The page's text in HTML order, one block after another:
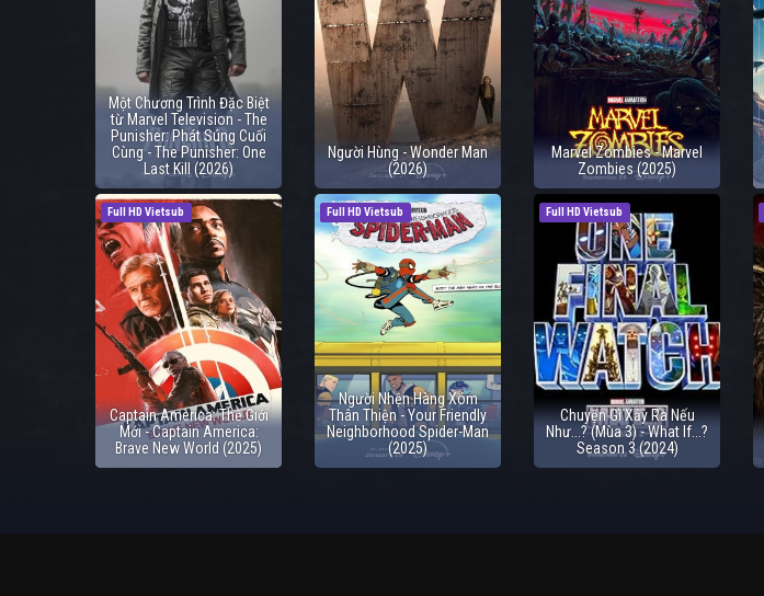
Một Chương Trình Đặc Biệt
từ Marvel Television - The
Punisher: Phát Súng Cuối
Cùng - The Punisher: One
Last Kill (2026)
Người Hùng - Wonder Man
(2026)
Marvel Zombies - Marvel
Zombies (2025)
Full HD Vietsub
Captain America: Thế Giới
Mới - Captain America:
Brave New World (2025)
Full HD Vietsub
Người Nhện Hàng Xóm
Thân Thiện - Your Friendly
Neighborhood Spider-Man
(2025)
Full HD Vietsub
Chuyện Gì Xảy Ra Nếu
Như...? (Mùa 3) - What If...?
Season 3 (2024)